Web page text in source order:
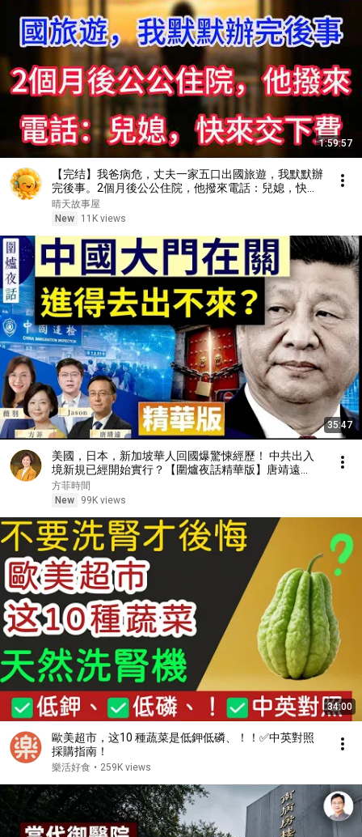
1:59:57
【完结】我爸病危，丈夫一家五口出國旅遊，我默默辦
完後事。2個月後公公住院，他撥來電話：兒媳，快來
交下費
晴天故事屋
New
11K views
35:47
美國，日本，新加坡華人回國爆驚悚經歷！ 中共出入
境新規已經開始實行？【圍爐夜話精華版】唐靖遠
Jason 薇羽 方菲
方菲時間
New
99K views
34:00
歐美超市，这10 種蔬菜是低鉀低磷、！！✅中英對照
採購指南！
樂活好食 • 259K views